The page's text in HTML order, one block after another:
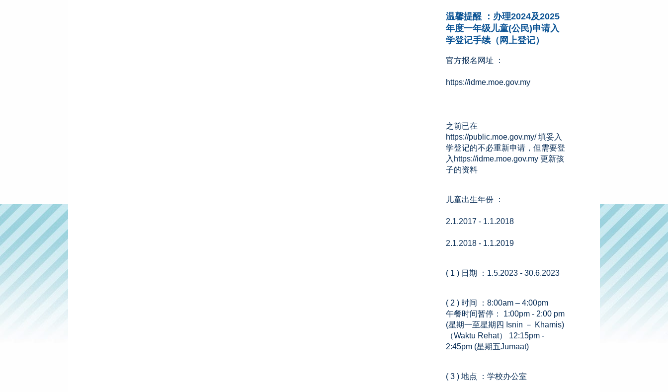
新闻来源：星洲网 (08.11.2023)
温馨提醒 ：办理2024及2025
年度一年级儿童(公民)申请入
学登记手续（网上登记）
官方报名网址 ：
https://idme.moe.gov.my
之前已在
https://public.moe.gov.my/ 填妥入
学登记的不必重新申请，但需要登
入https://idme.moe.gov.my 更新孩
子的资料
儿童出生年份 ：
2.1.2017 - 1.1.2018
2.1.2018 - 1.1.2019
( 1 ) 日期 ：1.5.2023 - 30.6.2023
( 2 ) 时间 ：8:00am – 4:00pm
午餐时间暂停： 1:00pm - 2:00 pm
(星期一至星期四 Isnin － Khamis)
（Waktu Rehat） 12:15pm -
2:45pm (星期五Jumaat)
( 3 ) 地点 ：学校办公室